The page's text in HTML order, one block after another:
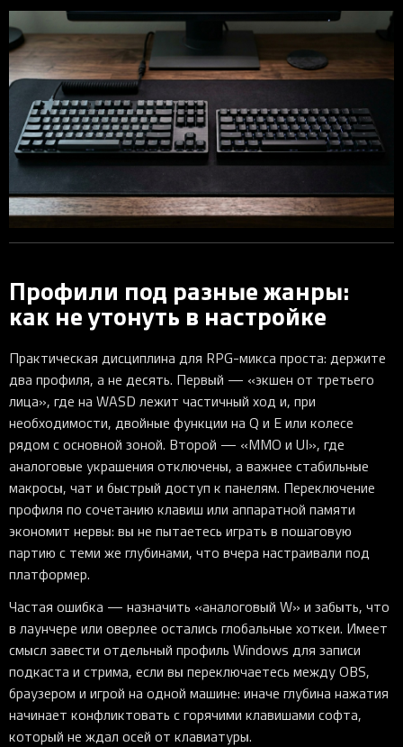
Профили под разные жанры:
как не утонуть в настройке
Практическая дисциплина для RPG-микса проста: держите
два профиля, а не десять. Первый — «экшен от третьего
лица», где на WASD лежит частичный ход и, при
необходимости, двойные функции на Q и E или колесе
рядом с основной зоной. Второй — «MMO и UI», где
аналоговые украшения отключены, а важнее стабильные
макросы, чат и быстрый доступ к панелям. Переключение
профиля по сочетанию клавиш или аппаратной памяти
экономит нервы: вы не пытаетесь играть в пошаговую
партию с теми же глубинами, что вчера настраивали под
платформер.
Частая ошибка — назначить «аналоговый W» и забыть, что
в лаунчере или оверлее остались глобальные хоткеи. Имеет
смысл завести отдельный профиль Windows для записи
подкаста и стрима, если вы переключаетесь между OBS,
браузером и игрой на одной машине: иначе глубина нажатия
начинает конфликтовать с горячими клавишами софта,
который не ждал осей от клавиатуры.